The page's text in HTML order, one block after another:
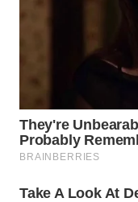
WN
KALTIM
SULSEL